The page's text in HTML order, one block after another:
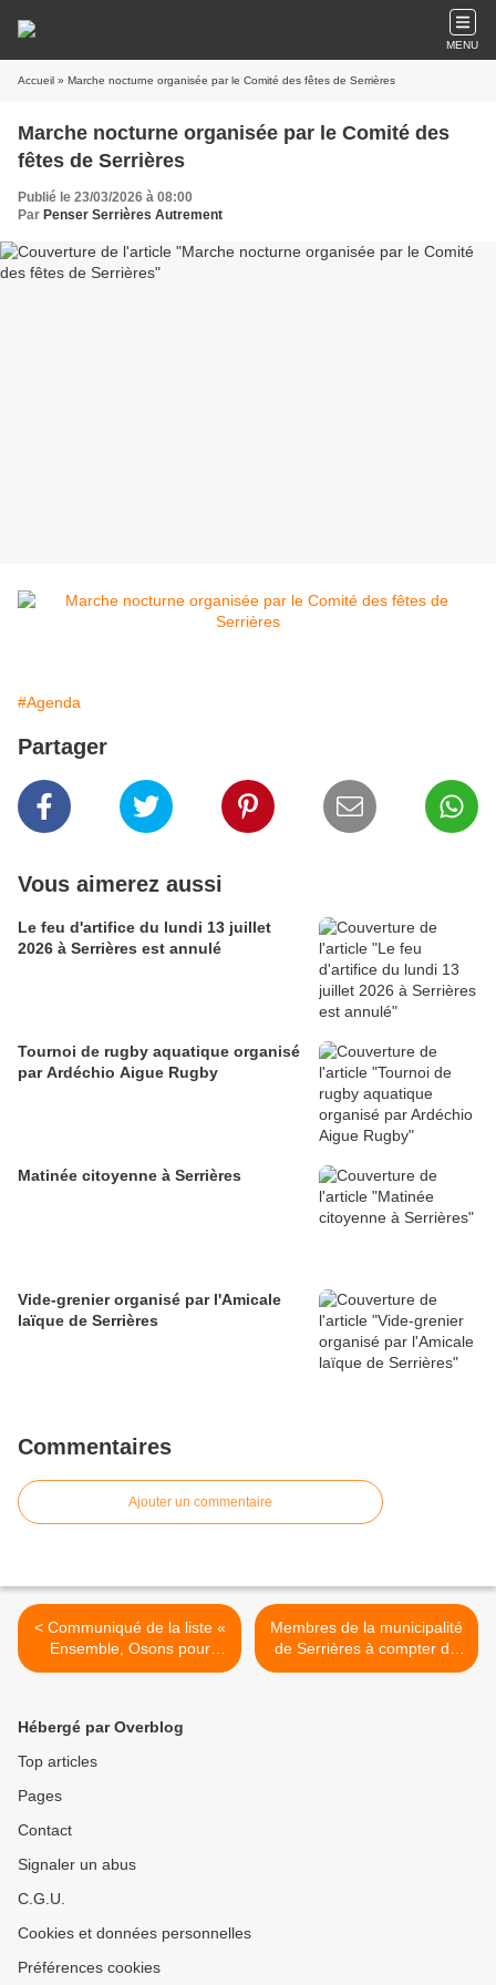
MENU
Accueil » Marche nocturne organisée par le Comité des fêtes de Serrières
Marche nocturne organisée par le Comité des
fêtes de Serrières
Publié le 23/03/2026 à 08:00
Par Penser Serrières Autrement
#Agenda
Partager
Vous aimerez aussi
Le feu d'artifice du lundi 13 juillet
2026 à Serrières est annulé
Tournoi de rugby aquatique organisé
par Ardéchio Aigue Rugby
Matinée citoyenne à Serrières
Vide-grenier organisé par l'Amicale
laïque de Serrières
Commentaires
Ajouter un commentaire
< Communiqué de la liste «
Ensemble, Osons pour
Serrières » conduite par
Membres de la municipalité
de Serrières à compter du
22 mars 2026 >
Hébergé par Overblog
Top articles
Pages
Contact
Signaler un abus
C.G.U.
Cookies et données personnelles
Préférences cookies